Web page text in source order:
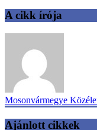
A cikk írója
Mosonvármegye
Ajánlott cikkek